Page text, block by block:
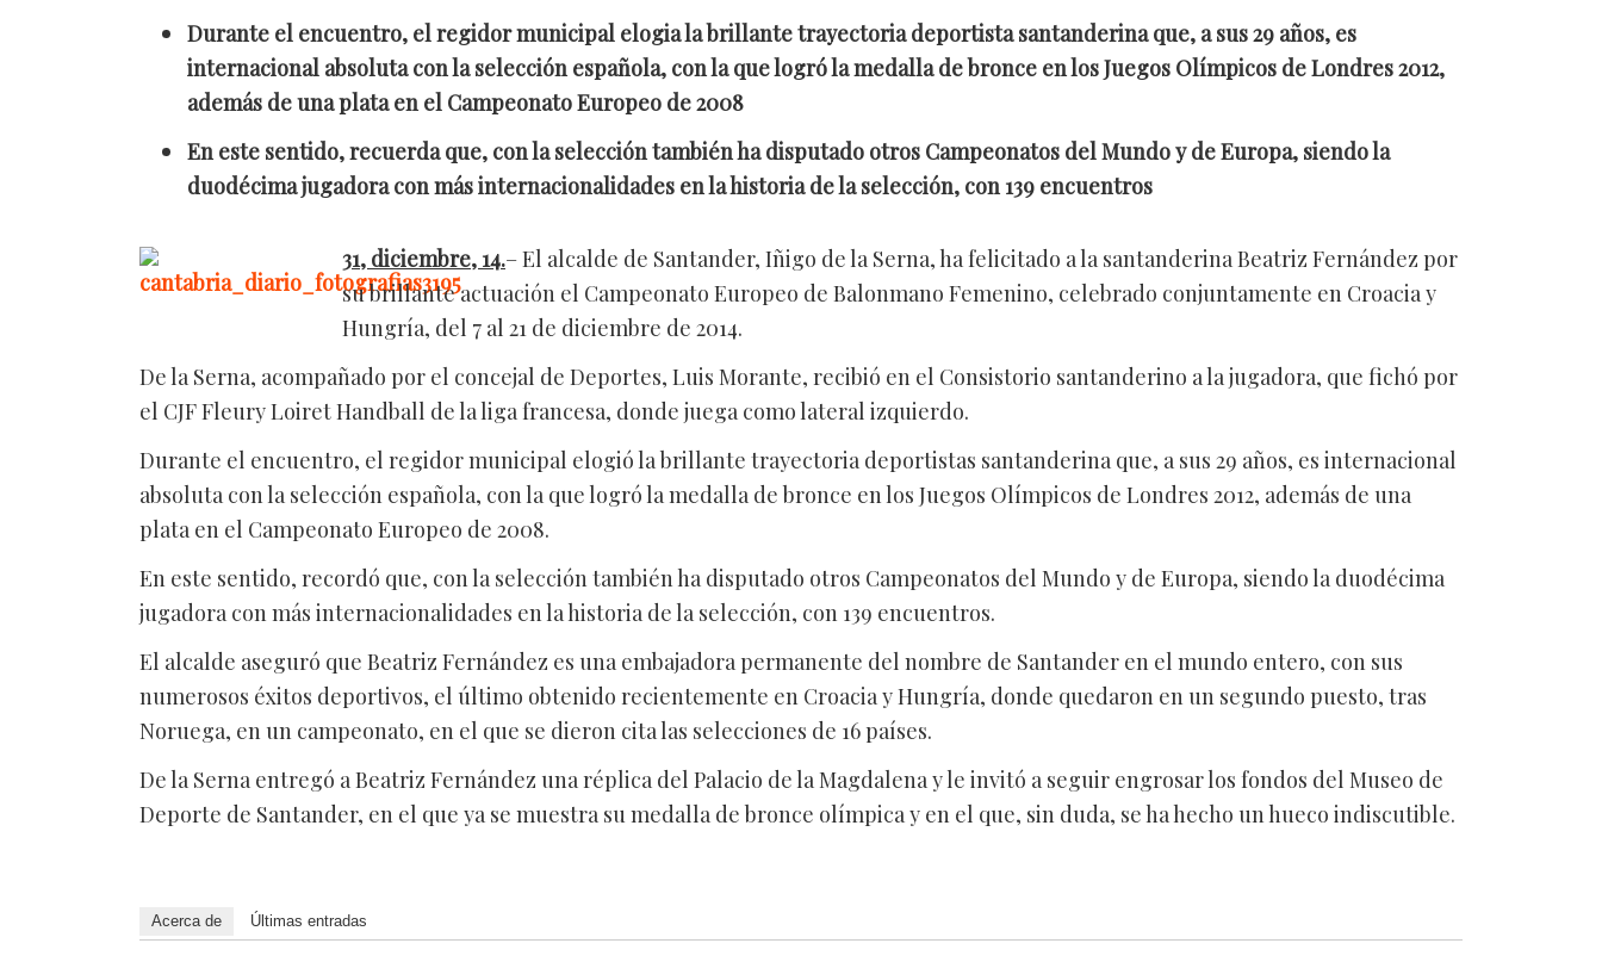
Durante el encuentro, el regidor municipal elogia la brillante trayectoria deportista santanderina que, a sus 29 años, es
internacional absoluta con la selección española, con la que logró la medalla de bronce en los Juegos Olímpicos de Londres 2012,
además de una plata en el Campeonato Europeo de 2008
En este sentido, recuerda que, con la selección también ha disputado otros Campeonatos del Mundo y de Europa, siendo la
duodécima jugadora con más internacionalidades en la historia de la selección, con 139 encuentros
31, diciembre, 14.– El alcalde de Santander, Iñigo de la Serna, ha felicitado a la santanderina Beatriz Fernández por
su brillante actuación el Campeonato Europeo de Balonmano Femenino, celebrado conjuntamente en Croacia y
Hungría, del 7 al 21 de diciembre de 2014.
De la Serna, acompañado por el concejal de Deportes, Luis Morante, recibió en el Consistorio santanderino a la jugadora, que fichó por
el CJF Fleury Loiret Handball de la liga francesa, donde juega como lateral izquierdo.
Durante el encuentro, el regidor municipal elogió la brillante trayectoria deportistas santanderina que, a sus 29 años, es internacional
absoluta con la selección española, con la que logró la medalla de bronce en los Juegos Olímpicos de Londres 2012, además de una
plata en el Campeonato Europeo de 2008.
En este sentido, recordó que, con la selección también ha disputado otros Campeonatos del Mundo y de Europa, siendo la duodécima
jugadora con más internacionalidades en la historia de la selección, con 139 encuentros.
El alcalde aseguró que Beatriz Fernández es una embajadora permanente del nombre de Santander en el mundo entero, con sus
numerosos éxitos deportivos, el último obtenido recientemente en Croacia y Hungría, donde quedaron en un segundo puesto, tras
Noruega, en un campeonato, en el que se dieron cita las selecciones de 16 países.
De la Serna entregó a Beatriz Fernández una réplica del Palacio de la Magdalena y le invitó a seguir engrosar los fondos del Museo de
Deporte de Santander, en el que ya se muestra su medalla de bronce olímpica y en el que, sin duda, se ha hecho un hueco indiscutible.
Acerca de Últimas entradas